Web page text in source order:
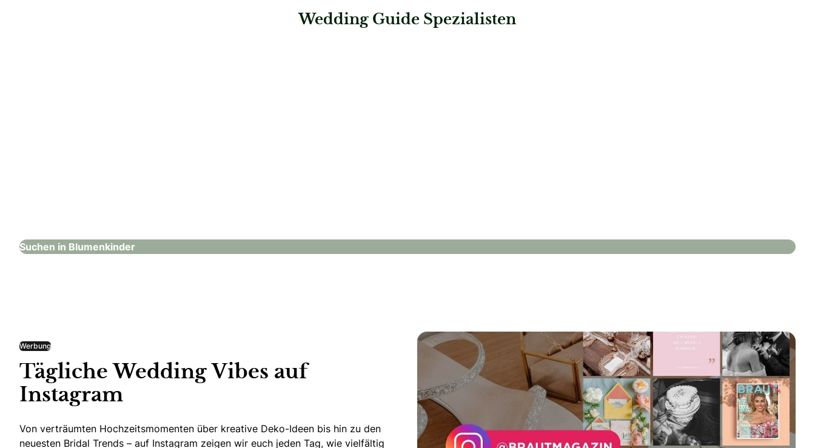
Wedding Guide Spezialisten
Suchen in Blumenkinder
Werbung
Tägliche Wedding Vibes auf
Instagram
Von verträumten Hochzeitsmomenten über kreative Deko-Ideen bis hin zu den
neuesten Bridal Trends – auf Instagram zeigen wir euch jeden Tag, wie vielfältig